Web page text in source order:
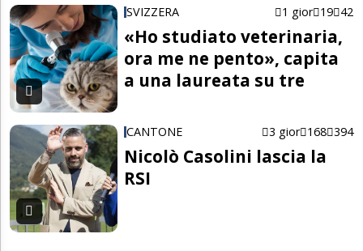
SVIZZERA 1 gior 19 42
«Ho studiato veterinaria,
ora me ne pento», capita
a una laureata su tre
CANTONE 3 gior 168 394
Nicolò Casolini lascia la
RSI